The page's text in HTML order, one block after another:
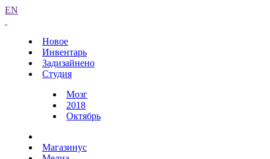
EN
Новое
Инвентарь
Задизайнено
Студия
Мозг
2018
Октябрь
Магазинус